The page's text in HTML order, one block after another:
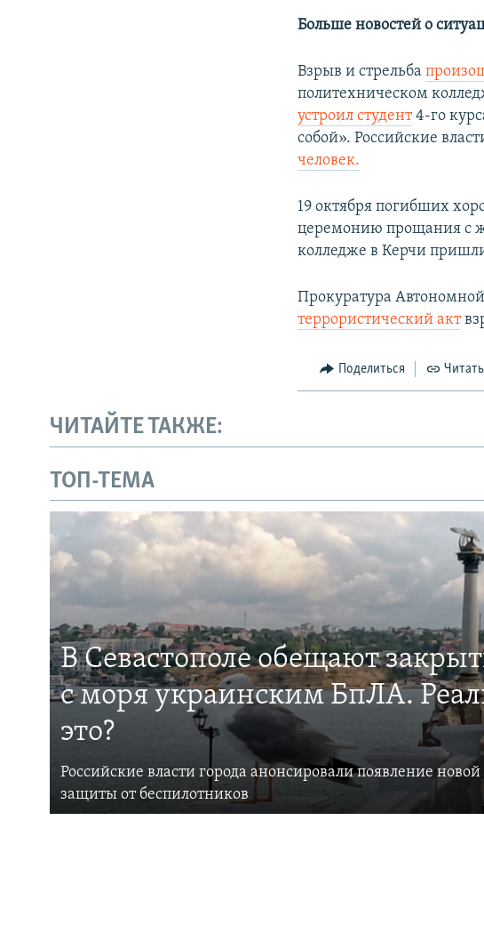
Больше новостей о
Взрыв и стрельба
политехническом
устроил студент4-го
собой». Российские
человек.
19 октября погибших
церемонию прощания с
колледже в Керчи
Прокуратура
террористический акт
Поделиться
ЧИТАЙТЕ ТАКЖЕ:
ТОП-ТЕМА
В Севастополе обещают
с моря украинским БпЛА.
это?
Российские власти города анонсировали появление
защиты от беспилотников